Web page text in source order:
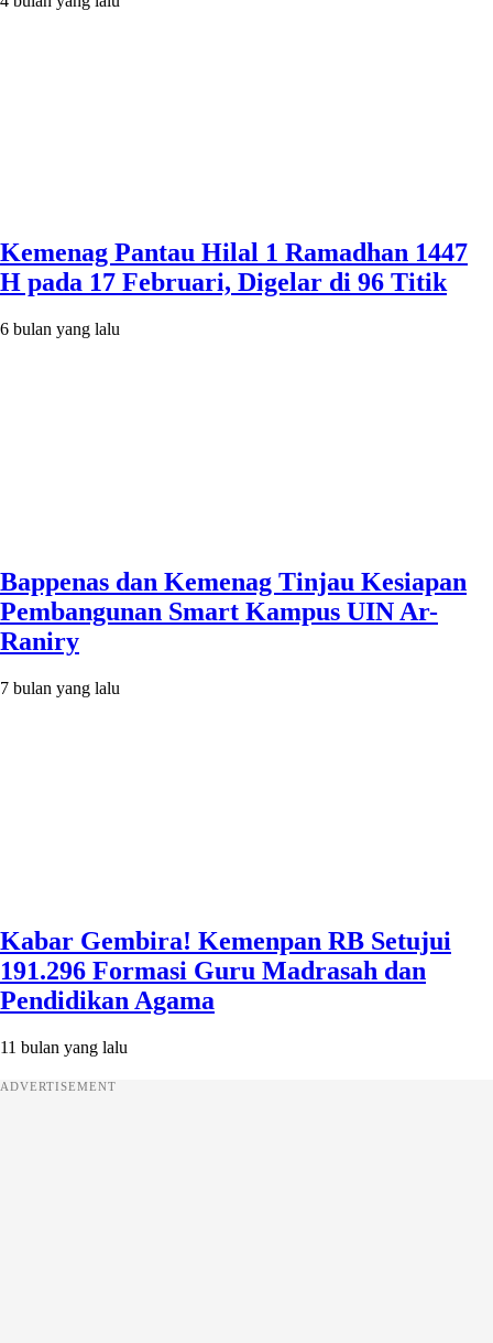
Kemenag Pantau Hilal 1 Ramadhan 1447
H pada 17 Februari, Digelar di 96 Titik
6 bulan yang lalu
Bappenas dan Kemenag Tinjau Kesiapan
Pembangunan Smart Kampus UIN Ar-
Raniry
7 bulan yang lalu
Kabar Gembira! Kemenpan RB Setujui
191.296 Formasi Guru Madrasah dan
Pendidikan Agama
11 bulan yang lalu
ADVERTISEMENT